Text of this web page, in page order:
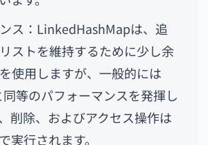
ス：LinkedHashMapは、追
ストを維持するために少し余
使用しますが、一般的には
等のパフォーマンスを発揮し
削除、およびアクセス操作は
実行されます。